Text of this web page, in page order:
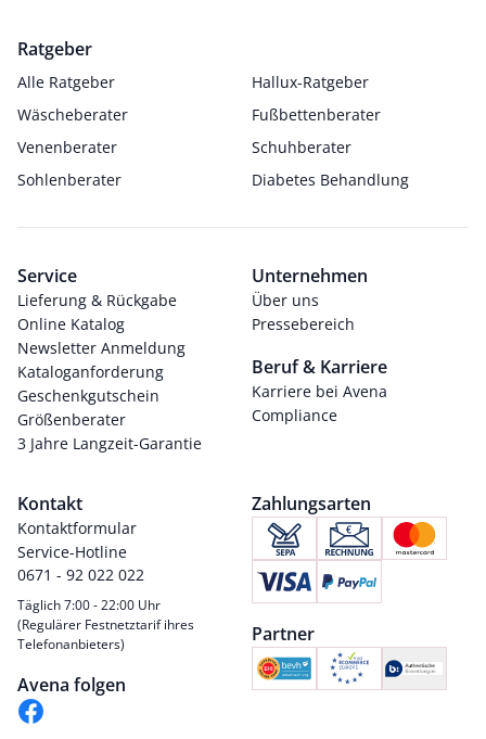
Ratgeber
Alle Ratgeber
Hallux-Ratgeber
Wäscheberater
Fußbettenberater
Venenberater
Schuhberater
Sohlenberater
Diabetes Behandlung
Service
Lieferung & Rückgabe
Online Katalog
Newsletter Anmeldung
Kataloganforderung
Geschenkgutschein
Größenberater
3 Jahre Langzeit-Garantie
Unternehmen
Über uns
Pressebereich
Beruf & Karriere
Karriere bei Avena
Compliance
Kontakt
Kontaktformular
Service-Hotline
0671 - 92 022 022
Täglich 7:00 - 22:00 Uhr
(Regulärer Festnetztarif ihres
Telefonanbieters)
Avena folgen
Zahlungsarten
Partner